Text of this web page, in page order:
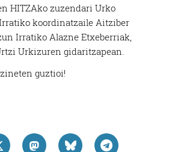
HITZAko zuzendari Urko
koordinatzaile Aitziber
Irratiko Alazne Etxeberriak,
Urkizuren gidaritzapean.
guztioi!